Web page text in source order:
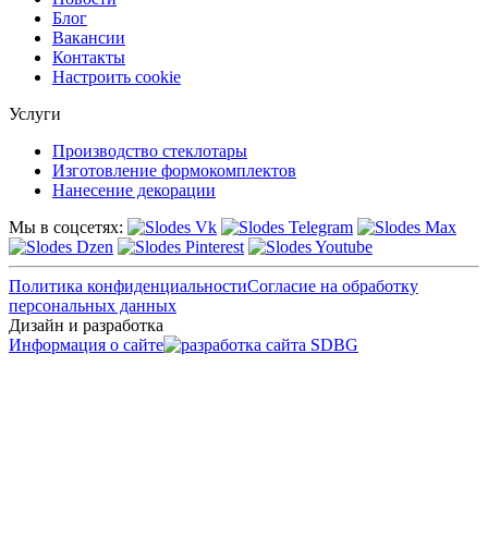
Блог
Вакансии
Контакты
Настроить cookie
Услуги
Производство стеклотары
Изготовление формокомплектов
Нанесение декорации
Мы в соцсетях:
Политика конфиденциальностиСогласие на обработку
персональных данных
Дизайн и разработка
Информация о сайте